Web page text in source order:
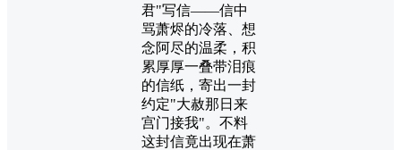
君"写信——信中
骂萧烬的冷落、想
念阿尽的温柔，积
累厚厚一叠带泪痕
的信纸，寄出一封
约定"大赦那日来
宫门接我"。不料
这封信竟出现在萧